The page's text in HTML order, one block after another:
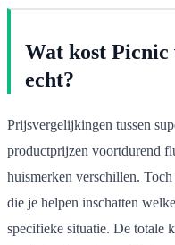
Wat kost Picnic
echt?
Prijsvergelijkingen tussen
productprijzen voortdurend
huismerken verschillen.
die je helpen inschatten
specifieke situatie. De totale